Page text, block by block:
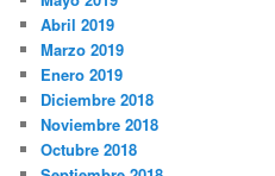
Abril 2019
Marzo 2019
Enero 2019
Diciembre 2018
Noviembre 2018
Octubre 2018